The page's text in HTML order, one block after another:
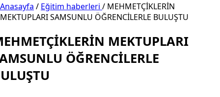
Anasayfa / Eğitim haberleri / MEHMETÇİKLERİN
MEKTUPLARI SAMSUNLU ÖĞRENCİLERLE BULUŞTU
MEKTUPLARI
ÖĞRENCİLERLE